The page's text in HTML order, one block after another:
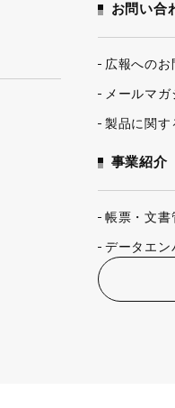
お問い合
広報へのお
メールマ
製品に関す
事業紹介
帳票・文書
データエン